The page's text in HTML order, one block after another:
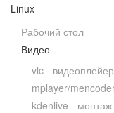
Linux
Рабочий стол
Видео
vlc - видеоплейер
mplayer/
kdenlive - монтаж